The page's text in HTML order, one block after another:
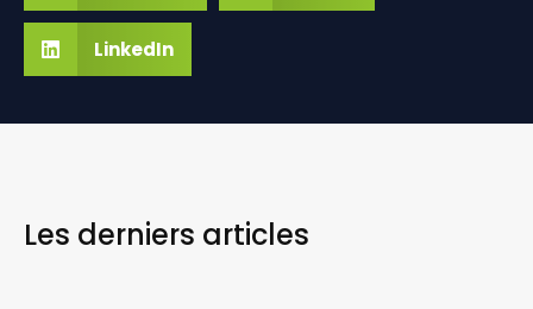
LinkedIn
Les derniers articles